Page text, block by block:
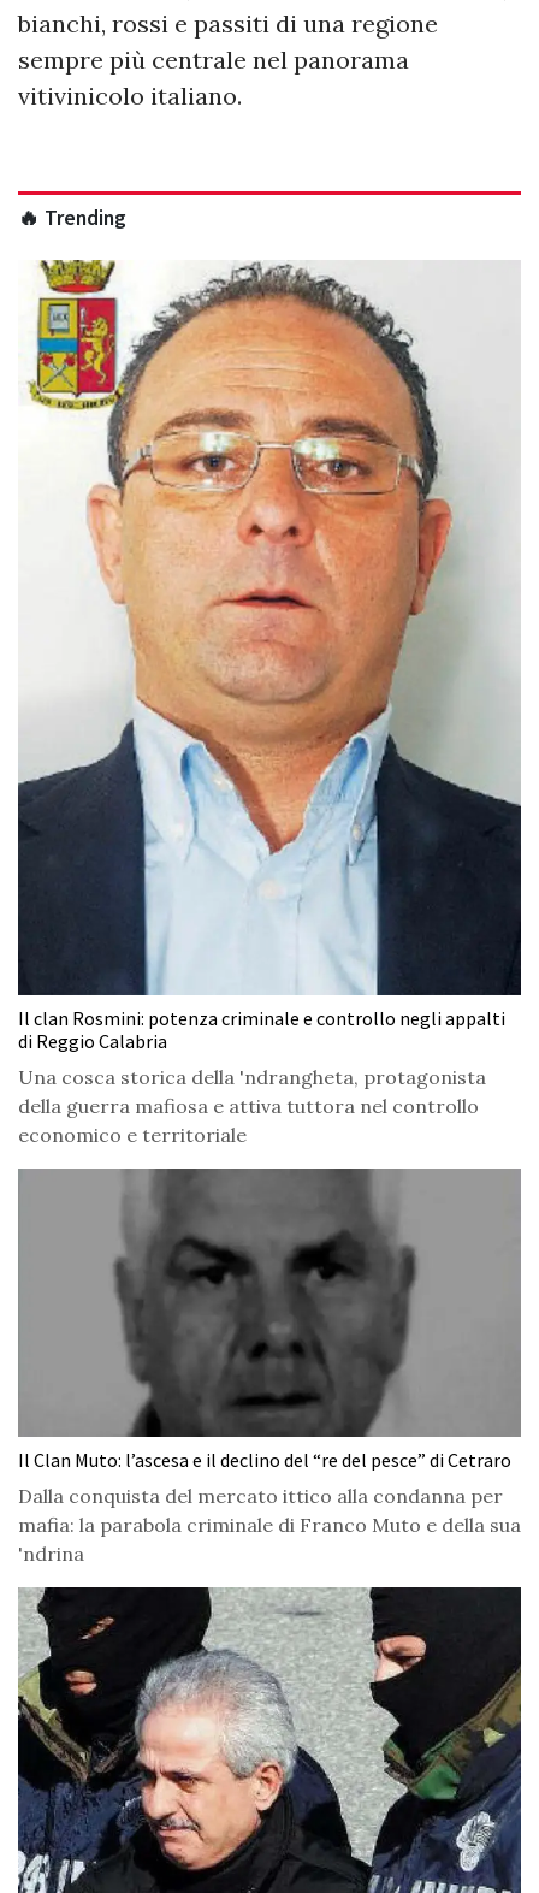
bianchi, rossi e passiti di una regione
sempre più centrale nel panorama
vitivinicolo italiano.
🔥 Trending
Il clan Rosmini: potenza criminale e controllo negli appalti
di Reggio Calabria
Una cosca storica della 'ndrangheta, protagonista
della guerra mafiosa e attiva tuttora nel controllo
economico e territoriale
Il Clan Muto: l’ascesa e il declino del “re del pesce” di Cetraro
Dalla conquista del mercato ittico alla condanna per
mafia: la parabola criminale di Franco Muto e della sua
'ndrina